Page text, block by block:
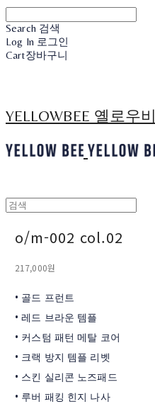
Search 검색
Log In 로그인
Cart장바구니
YELLOWBEE 옐로우비
o/m-002 col.02
217,000원
• 골드 프런트
• 레드 브라운 템플
• 커스텀 패턴 메탈 코어
• 크랙 방지 템플 리벳
• 스킨 실리콘 노즈패드
• 루버 패킹 힌지 나사